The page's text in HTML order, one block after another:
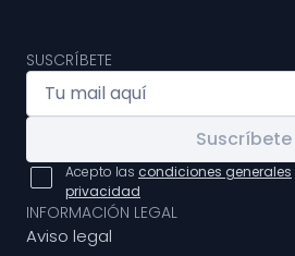
SUSCRÍBETE
Suscríbete
Acepto las condiciones generales
privacidad
INFORMACIÓN LEGAL
Aviso legal